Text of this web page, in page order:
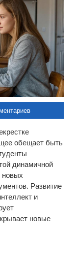
обещает быть
динамичной
новых
Развитие
и
новые